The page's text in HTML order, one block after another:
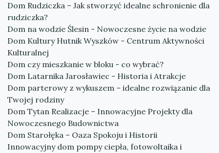
Dom Rudziczka – Jak stworzyć idealne schronienie dla
rudziczka?
Dom na wodzie Ślesin - Nowoczesne życie na wodzie
Dom Kultury Hutnik Wyszków - Centrum Aktywności
Kulturalnej
Dom czy mieszkanie w bloku - co wybrać?
Dom Latarnika Jarosławiec - Historia i Atrakcje
Dom parterowy z wykuszem – idealne rozwiązanie dla
Twojej rodziny
Dom Tytan Realizacje – Innowacyjne Projekty dla
Nowoczesnego Budownictwa
Dom Starołęka – Oaza Spokoju i Historii
Innowacyjny dom pompy ciepła, fotowoltaika i